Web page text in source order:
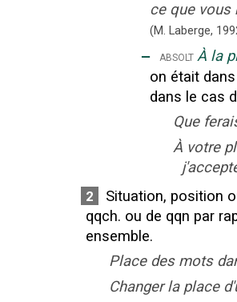
ce que vous
(M. Laberge,
‒ absolt À la
on était
dans le cas
Que
À votre
2
Situation, position
qqch. ou de qqn par
ensemble.
Place des mots
Changer la place